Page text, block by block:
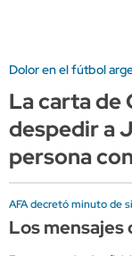
Dolor en el fútbol
La carta de
despedir a
persona
AFA decretó minuto de
Los